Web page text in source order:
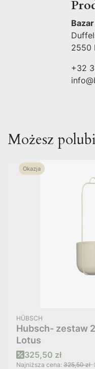
2550
+32
Możesz
Okazja
PRODUCENT
HÜBSCH
Hubsch- zestaw
Lotus
Cena promocyjna
325,50 zł
Najniższa cena: 325,50 zł-